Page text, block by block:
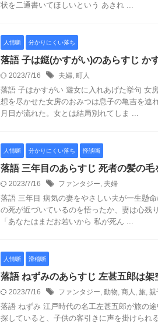
状を二通書いてほしいという あきれ ...
人情噺 分かりにくい落ち
落語 子は鎹(かすがい)のあらすじ か
2023/7/16 夫婦, 町人
落語 子はかすがい 遊女に入れあげた挙句 女
想を尽かせた女房のおみつは息子の亀吉を連
月日が流れた。女とは結局別れてしま ...
人情噺 分かりにくい落ち 怪談噺
落語 三年目のあらすじ 死者の髪の毛
2023/7/16 ファンタジー, 夫婦
落語 三年目 病気の妻をやさしい夫が一生懸
の死が近づいているのを悟ったか、妻は心残
「あなたはまだお若いから 私が死ん ...
人情噺 滑稽噺
落語 ねずみのあらすじ 左甚五郎は架
2023/7/16 ファンタジー, 動物, 商人 , 旅, 親
落語 ねずみ 江戸時代の名工左甚五郎が旅の
探していると、子供の客引きに声を掛けられ